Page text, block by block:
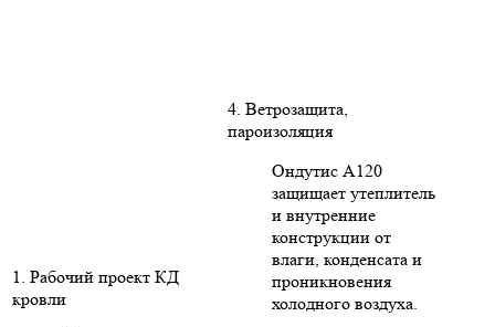
1. Рабочий проект КД
кровли
4. Ветрозащита,
пароизоляция
Ондутис А120
защищает утеплитель
и внутренние
конструкции от
влаги, конденсата и
проникновения
холодного воздуха.